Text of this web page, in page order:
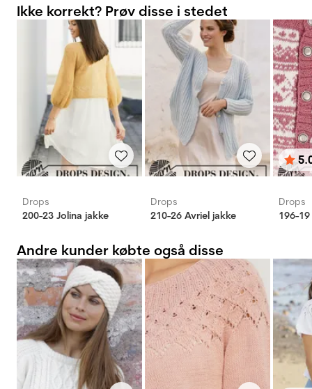
Ikke korrekt? Prøv disse i stedet
Drops
200-23 Jolina jakke
Drops
210-26 Avriel jakke
ud
Drops
196-
Andre kunder købte også disse